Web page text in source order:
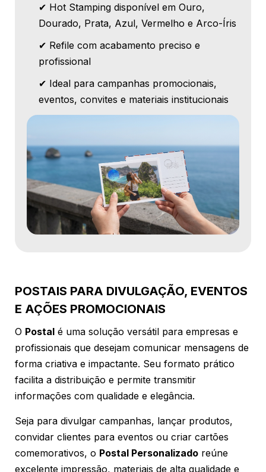
✔ Hot Stamping disponível em Ouro,
Dourado, Prata, Azul, Vermelho e Arco-Íris
✔ Refile com acabamento preciso e
profissional
✔ Ideal para campanhas promocionais,
eventos, convites e materiais institucionais
POSTAIS PARA DIVULGAÇÃO, EVENTOS
E AÇÕES PROMOCIONAIS
O Postal é uma solução versátil para empresas e
profissionais que desejam comunicar mensagens de
forma criativa e impactante. Seu formato prático
facilita a distribuição e permite transmitir
informações com qualidade e elegância.
Seja para divulgar campanhas, lançar produtos,
convidar clientes para eventos ou criar cartões
comemorativos, o Postal Personalizado reúne
excelente impressão, materiais de alta qualidade e